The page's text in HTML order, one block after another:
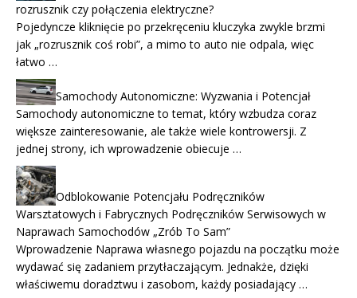
rozrusznik czy połączenia elektryczne?
Pojedyncze kliknięcie po przekręceniu kluczyka zwykle brzmi
jak „rozrusznik coś robi”, a mimo to auto nie odpala, więc
łatwo …
Samochody Autonomiczne: Wyzwania i Potencjał
Samochody autonomiczne to temat, który wzbudza coraz
większe zainteresowanie, ale także wiele kontrowersji. Z
jednej strony, ich wprowadzenie obiecuje …
Odblokowanie Potencjału Podręczników
Warsztatowych i Fabrycznych Podręczników Serwisowych w
Naprawach Samochodów „Zrób To Sam”
Wprowadzenie Naprawa własnego pojazdu na początku może
wydawać się zadaniem przytłaczającym. Jednakże, dzięki
właściwemu doradztwu i zasobom, każdy posiadający …